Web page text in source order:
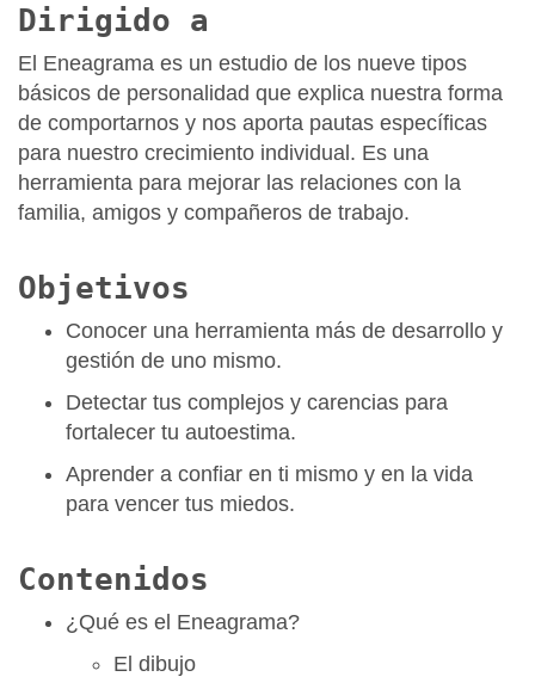
Dirigido a
El Eneagrama es un estudio de los nueve tipos
básicos de personalidad que explica nuestra forma
de comportarnos y nos aporta pautas específicas
para nuestro crecimiento individual. Es una
herramienta para mejorar las relaciones con la
familia, amigos y compañeros de trabajo.
Objetivos
Conocer una herramienta más de desarrollo y
gestión de uno mismo.
Detectar tus complejos y carencias para
fortalecer tu autoestima.
Aprender a confiar en ti mismo y en la vida
para vencer tus miedos.
Contenidos
¿Qué es el Eneagrama?
El dibujo